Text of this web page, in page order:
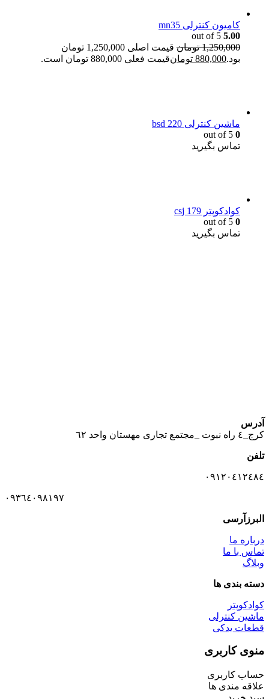
کامیون کنترلی mn35
5.00
1,250,000 تومان
قیمت اصلی 1,250,000 تومان
بود.880,000 تومانقیمت فعلی 880,000 تومان است.
ماشین کنترلی bsd 220
0
تماس بگیرید
کوادکوپتر csj 179
0
تماس بگیرید
آدرس
كرج_٤ راه نبوت _مجتمع تجارى مهستان واحد ٦٢
تلفن
٠٩١٢٠٤١٢٤٨٤
٠٩٣٦٤٠٩٨١٩٧
البرزآرسی
درباره ما
تماس با ما
وبلاگ
دسته بندی ها
کوادکوپتر
ماشین کنترلی
قطعات یدکی
منوی کاربری
حساب کاربری
علاقه مندی ها